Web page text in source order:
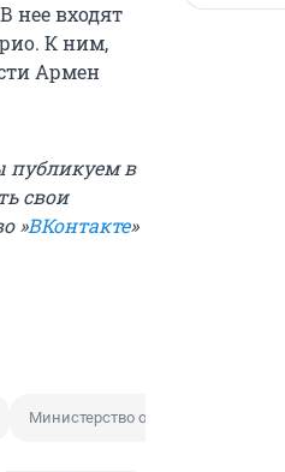
нее входят
К ним,
Армен
в
свои
»ВКонтакте»
Министерство образования